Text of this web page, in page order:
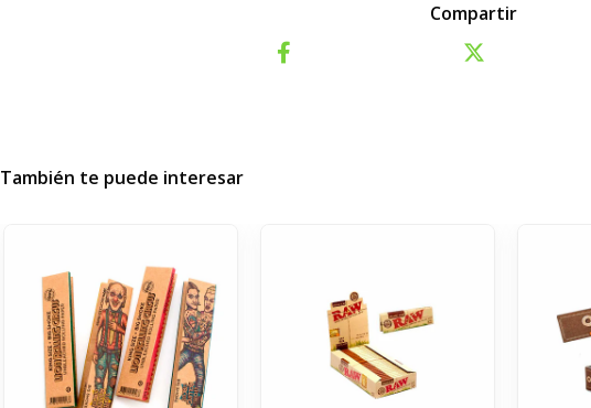
Compartir
También te puede interesar